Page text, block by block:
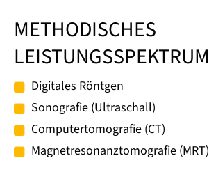
METHODISCHES
LEISTUNGSSPEKTRUM
Digitales Röntgen
Sonografie (Ultraschall)
Computertomografie (CT)
Magnetresonanztomografie (MRT)